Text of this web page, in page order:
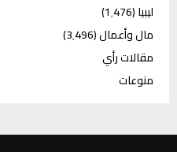
ليبيا(1٬476)
مال وأعمال(3٬496)
مقالات رأي
منوعات